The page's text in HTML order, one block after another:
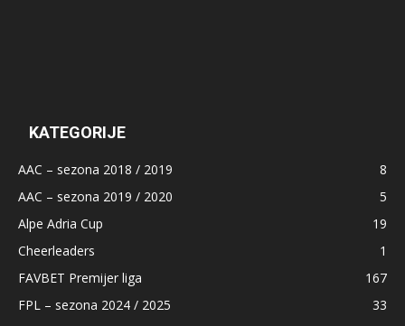
KATEGORIJE
AAC – sezona 2018 / 2019
8
AAC – sezona 2019 / 2020
5
Alpe Adria Cup
19
Cheerleaders
1
FAVBET Premijer liga
167
FPL – sezona 2024 / 2025
33